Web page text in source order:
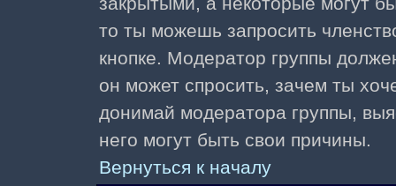
то ты можешь запросить
кнопке. Модератор группы
он может спросить, зачем ты
донимай модератора группы,
него могут быть свои причины.
Вернуться к началу